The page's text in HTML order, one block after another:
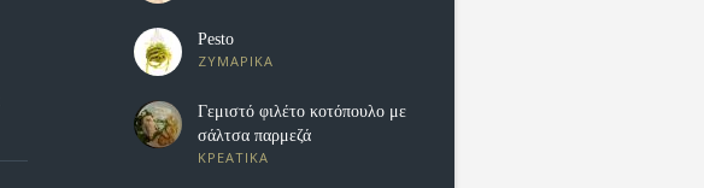
Pesto
ΖΥΜΑΡΙΚΑ
Γεμιστό φιλέτο κοτόπουλο με
σάλτσα παρμεζά
ΚΡΕΑΤΙΚΑ